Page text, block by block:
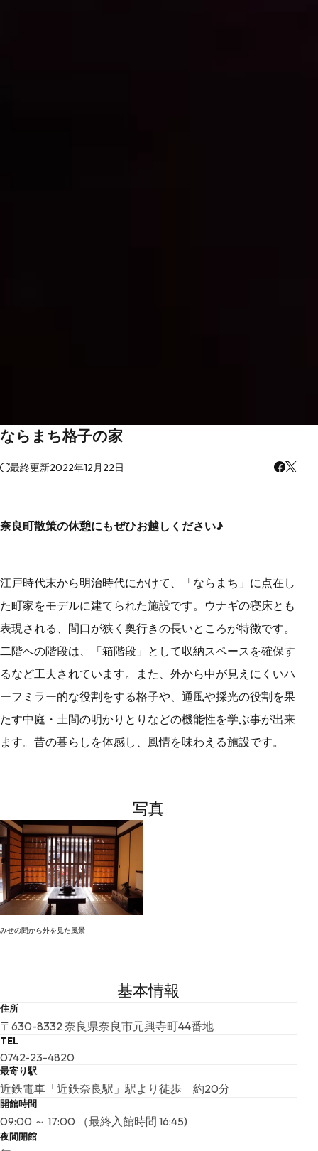
ならまち格子の家
最終更新2022年12月22日
奈良町散策の休憩にもぜひお越しください♪
江戸時代末から明治時代にかけて、「ならまち」に点在し
た町家をモデルに建てられた施設です。ウナギの寝床とも
表現される、間口が狭く奥行きの長いところが特徴です。
二階への階段は、「箱階段」として収納スペースを確保す
るなど工夫されています。また、外から中が見えにくいハ
ーフミラー的な役割をする格子や、通風や採光の役割を果
たす中庭・土間の明かりとりなどの機能性を学ぶ事が出来
ます。昔の暮らしを体感し、風情を味わえる施設です。
写真
みせの間から外を見た風景
基本情報
住所
〒630-8332 奈良県奈良市元興寺町44番地
TEL
0742-23-4820
最寄り駅
近鉄電車「近鉄奈良駅」駅より徒歩 約20分
開館時間
09:00 ～ 17:00 （最終入館時間 16:45)
夜間開館